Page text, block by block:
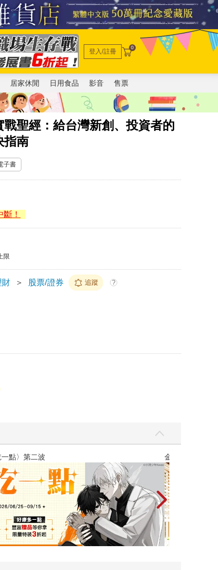
登入/註冊 0
居家休閒 日用食品 影音 售票
聖經：給台灣新創、投資者的
指南
子書
！
限
財 ＞ 股票/證券 追蹤 ?
金石堂2026海外優惠：電子書